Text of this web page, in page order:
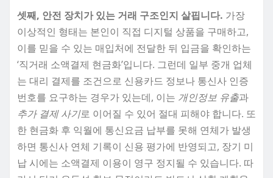
셋째, 안전 장치가 있는 거래 구조인지 살핍니다. 가장
이상적인 형태는 본인이 직접 디지털 상품을 구매하고,
이를 믿을 수 있는 매입처에 전달한 뒤 입금을 확인하는
‘직거래 소액결제 현금화’입니다. 그런데 일부 중개 업체
는 대리 결제를 조건으로 신용카드 정보나 통신사 인증
번호를 요구하는 경우가 있는데, 이는 개인정보 유출과
추가 결제 사기로 이어질 수 있어 절대 피해야 합니다. 또
한 현금화 후 익월에 통신요금 납부를 못해 연체가 발생
하면 통신사 연체 기록이 신용 평가에 반영되고, 장기 미
납 시에는 소액결제 이용이 영구 정지될 수 있습니다. 따